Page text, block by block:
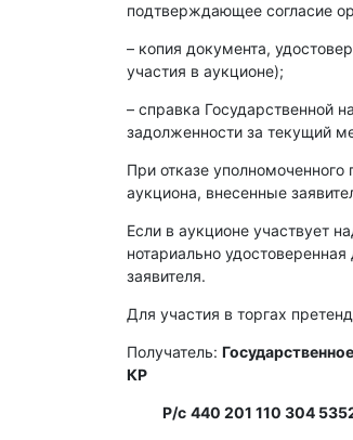
подтверждающее согласие
– копия документа,
участия в аукционе);
– справка Государственной
задолженности за текущий
При отказе уполномоченного
аукциона, внесенные
Если в аукционе участвует
нотариально
заявителя.
Для участия в торгах
Получатель:
КР
Р/с 440 201 110 304